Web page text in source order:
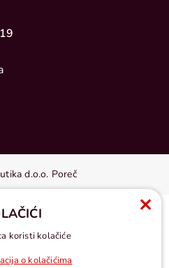
d.o.o. Poreč
koristi kolačiće
o kolačićima